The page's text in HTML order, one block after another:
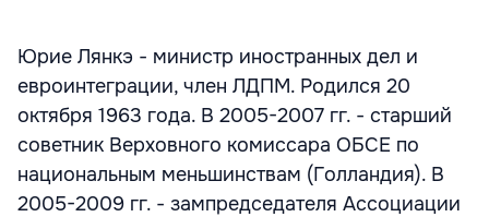
Юрие Лянкэ - министр иностранных дел и
евроинтеграции, член ЛДПМ. Родился 20
октября 1963 года. В 2005-2007 гг. - старший
советник Верховного комиссара ОБСЕ по
национальным меньшинствам (Голландия). В
2005-2009 гг. - зампредседателя Ассоциации